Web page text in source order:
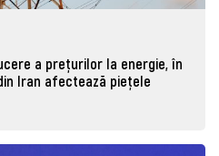
a prețurilor la energie, în
Iran afectează piețele